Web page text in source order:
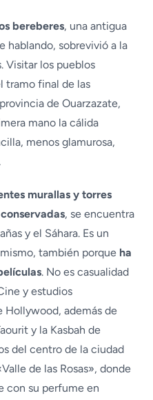
bereberes, una antigua
hablando, sobrevivió a la
Visitar los pueblos
tramo final de las
de Ouarzazate,
mano la cálida
menos glamurosa,
murallas y torres
, se encuentra
y el Sáhara. Es un
también porque ha
. No es casualidad
y estudios
además de
y la Kasbah de
del centro de la ciudad
de las Rosas», donde
con su perfume en